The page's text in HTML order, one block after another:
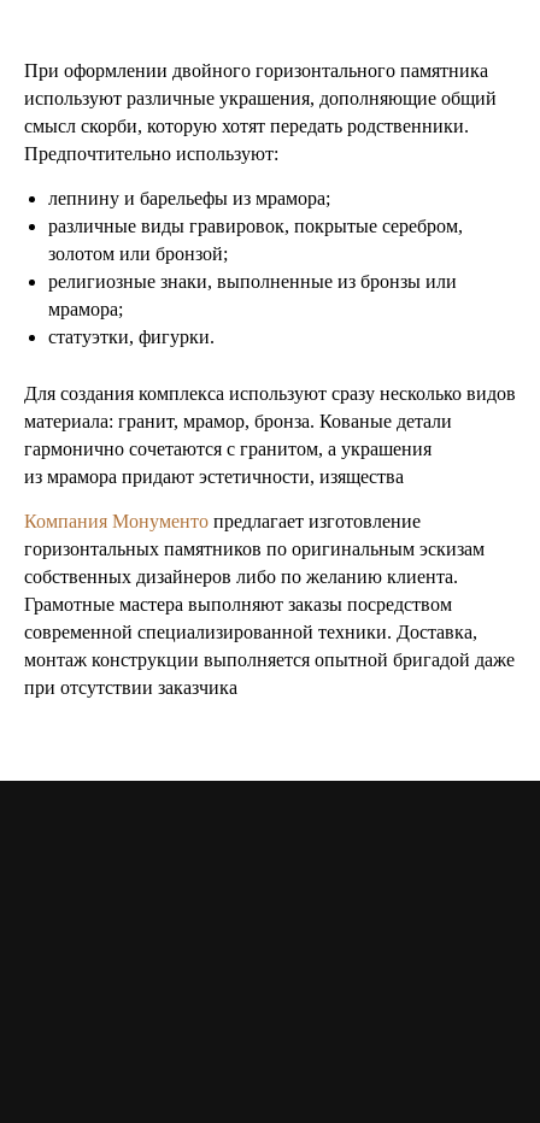
При оформлении двойного горизонтального памятника
используют различные украшения, дополняющие общий
смысл скорби, которую хотят передать родственники.
Предпочтительно используют:
лепнину и барельефы из мрамора;
различные виды гравировок, покрытые серебром,
золотом или бронзой;
религиозные знаки, выполненные из бронзы или
мрамора;
статуэтки, фигурки.
Для создания комплекса используют сразу несколько видов
материала: гранит, мрамор, бронза. Кованые детали
гармонично сочетаются с гранитом, а украшения
из мрамора придают эстетичности, изящества
Компания Монументо предлагает изготовление
горизонтальных памятников по оригинальным эскизам
собственных дизайнеров либо по желанию клиента.
Грамотные мастера выполняют заказы посредством
современной специализированной техники. Доставка,
монтаж конструкции выполняется опытной бригадой даже
при отсутствии заказчика